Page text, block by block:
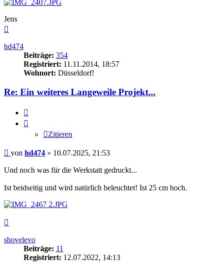
Jens
hd474
Beiträge: 354
Registriert: 11.11.2014, 18:57
Wohnort: Düsseldorf!
Re: Ein weiteres Langeweile Projekt...
Zitieren
Beitrag
von hd474 » 10.07.2025, 21:53
Und noch was für die Werkstatt gedruckt...
Ist beidseitig und wird natürlich beleuchtet! Ist 25 cm hoch.
shovelevo
Beiträge: 11
Registriert: 12.07.2022, 14:13